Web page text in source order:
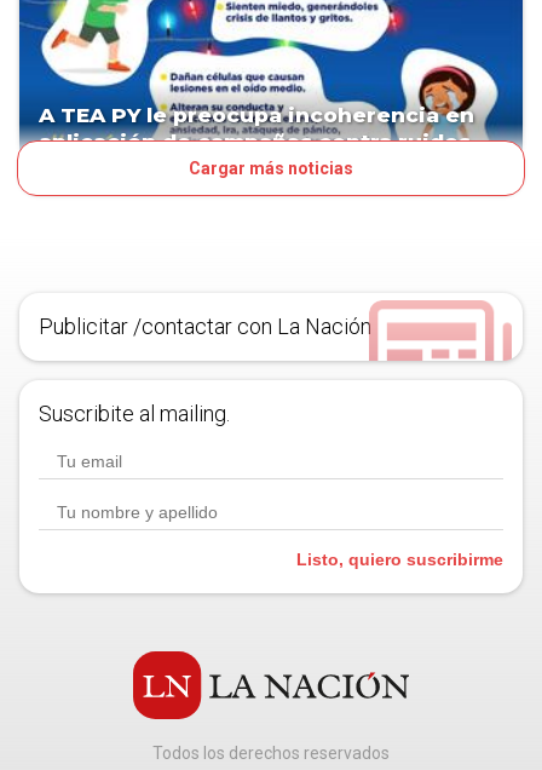
A TEA PY le preocupa incoherencia en
aplicación de campañas contra ruidos
Cargar más noticias
Publicitar /contactar con La Nación
Suscribite al mailing.
Listo, quiero suscribirme
Todos los derechos reservados